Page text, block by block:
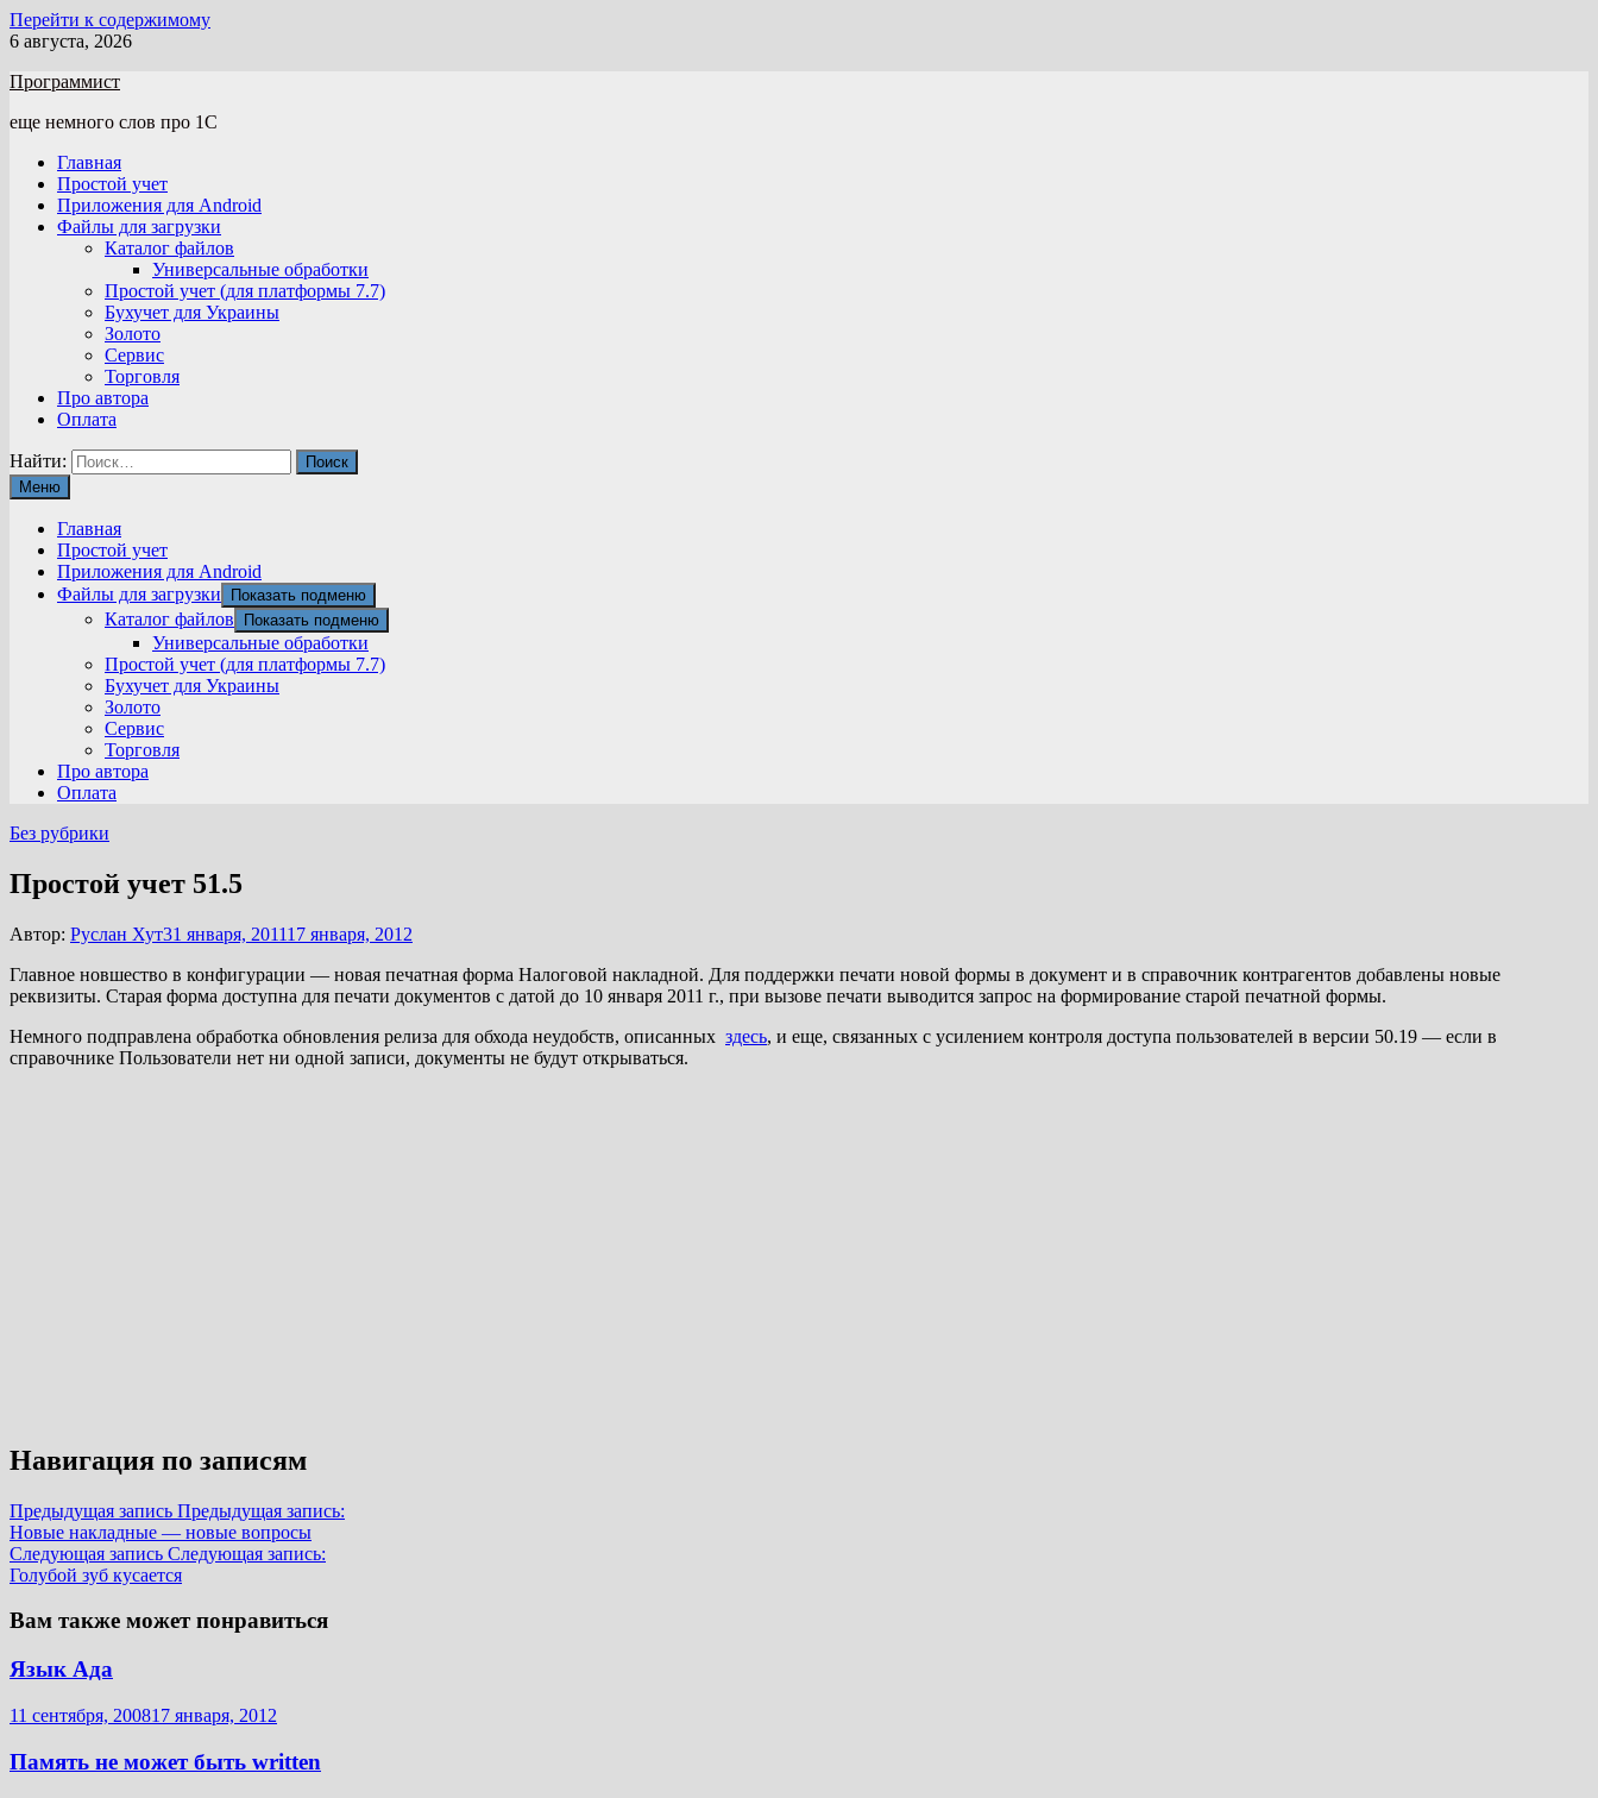
Перейти к содержимому
6 августа, 2026
Программист
еще немного слов про 1С
Главная
Простой учет
Приложения для Android
Файлы для загрузки
Каталог файлов
Универсальные обработки
Простой учет (для платформы 7.7)
Бухучет для Украины
Золото
Сервис
Торговля
Про автора
Оплата
Найти:
Меню
Главная
Простой учет
Приложения для Android
Файлы для загрузки
Показать подменю
Каталог файлов Показать подменю
Универсальные обработки
Простой учет (для платформы 7.7)
Бухучет для Украины
Золото
Сервис
Торговля
Про автора
Оплата
Без рубрики
Простой учет 51.5
Автор: Руслан Хут31 января, 201117 января, 2012
Главное новшество в конфигурации — новая печатная форма Налоговой накладной. Для поддержки печати новой формы в документ и в справочник контрагентов добавлены новые
реквизиты. Старая форма доступна для печати документов с датой до 10 января 2011 г., при вызове печати выводится запрос на формирование старой печатной формы.
Немного подправлена обработка обновления релиза для обхода неудобств, описанных здесь, и еще, связанных с усилением контроля доступа пользователей в версии 50.19 — если в
справочнике Пользователи нет ни одной записи, документы не будут открываться.
Навигация по записям
Предыдущая запись Предыдущая запись:
Новые накладные — новые вопросы
Следующая запись Следующая запись:
Голубой зуб кусается
Вам также может понравиться
Язык Ада
11 сентября, 200817 января, 2012
Память не может быть written